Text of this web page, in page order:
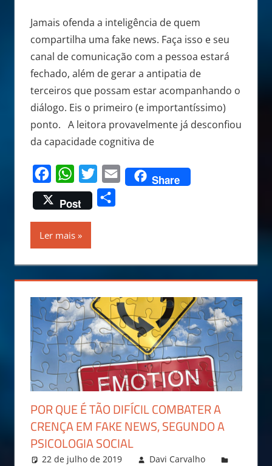
Jamais ofenda a inteligência de quem
compartilha uma fake news. Faça isso e seu
canal de comunicação com a pessoa estará
fechado, além de gerar a antipatia de
terceiros que possam estar acompanhando o
diálogo. Eis o primeiro (e importantíssimo)
ponto. A leitora provavelmente já desconfiou
da capacidade cognitiva de
FacebookWhatsApp
TwitterEmail Share
Post
Ler mais
POR QUE É TÃO DIFÍCIL COMBATER A
CRENÇA EM FAKE NEWS, SEGUNDO A
PSICOLOGIA SOCIAL
22 de julho de 2019
Davi Carvalho